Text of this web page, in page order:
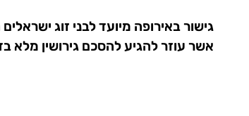
גישור באירופה מיועד לבני זוג
אשר עוזר להגיע להסכם גירושין מלא